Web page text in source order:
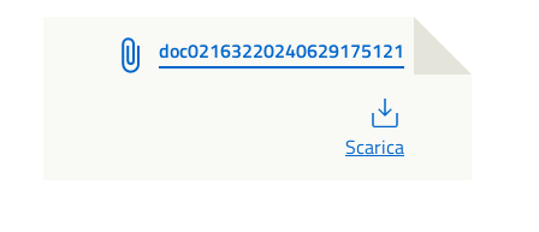
doc02163220240629175121
Scarica